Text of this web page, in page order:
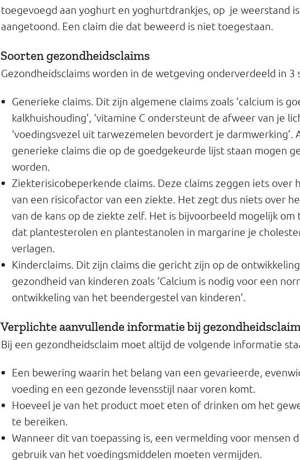
toegevoegd aan yoghurt en yoghurtdrankjes, op je weerstand
aangetoond. Een claim die dat beweerd is niet toegestaan.
Soorten gezondheidsclaims
Gezondheidsclaims worden in de wetgeving onderverdeeld in 3
Generieke claims. Dit zijn algemene claims zoals ‘calcium is
kalkhuishouding’, ‘vitamine C ondersteunt de afweer van je
‘voedingsvezel uit tarwezemelen bevordert je darmwerking’.
generieke claims die op de goedgekeurde lijst staan mogen
worden.
Ziekterisicobeperkende claims. Deze claims zeggen iets over
van een risicofactor van een ziekte. Het zegt dus niets over
van de kans op de ziekte zelf. Het is bijvoorbeeld mogelijk om
dat plantesterolen en plantestanolen in margarine je
verlagen.
Kinderclaims. Dit zijn claims die gericht zijn op de
gezondheid van kinderen zoals ‘Calcium is nodig voor een
ontwikkeling van het beendergestel van kinderen’.
Verplichte aanvullende informatie bij
Bij een gezondheidsclaim moet altijd de volgende informatie
Een bewering waarin het belang van een gevarieerde,
voeding en een gezonde levensstijl naar voren komt.
Hoeveel je van het product moet eten of drinken om het
te bereiken.
Wanneer dit van toepassing is, een vermelding voor mensen
gebruik van het voedingsmiddelen moeten vermijden.